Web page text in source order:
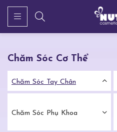
Chăm Sóc Cơ Thể
Chăm Sóc Tay Chân
Chăm Sóc Phụ Khoa